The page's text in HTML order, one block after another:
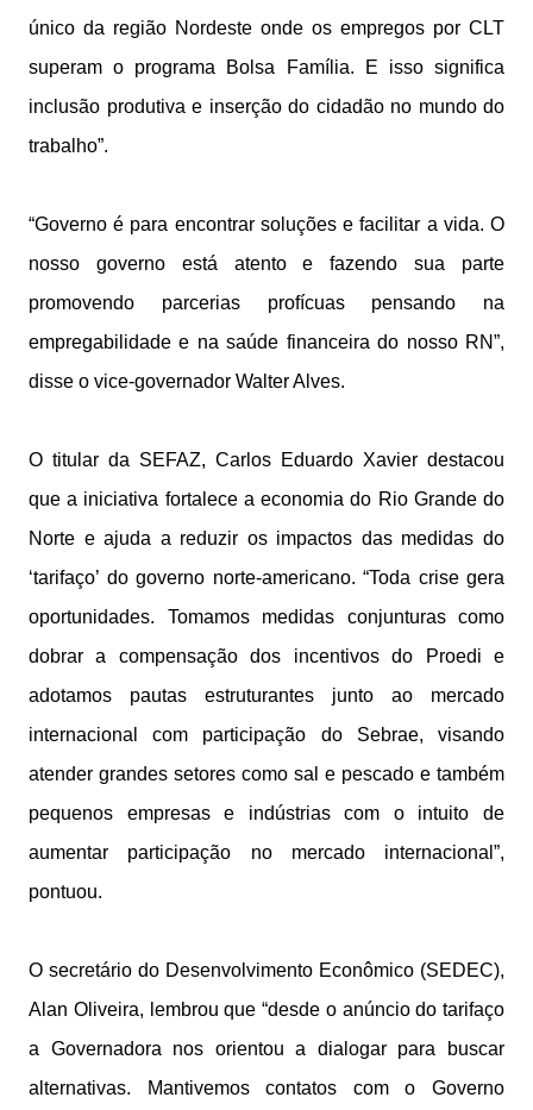
único da região Nordeste onde os empregos por CLT
superam o programa Bolsa Família. E isso significa
inclusão produtiva e inserção do cidadão no mundo do
trabalho”.
“Governo é para encontrar soluções e facilitar a vida. O
nosso governo está atento e fazendo sua parte
promovendo parcerias profícuas pensando na
empregabilidade e na saúde financeira do nosso RN”,
disse o vice-governador Walter Alves.
O titular da SEFAZ, Carlos Eduardo Xavier destacou
que a iniciativa fortalece a economia do Rio Grande do
Norte e ajuda a reduzir os impactos das medidas do
‘tarifaço’ do governo norte-americano. “Toda crise gera
oportunidades. Tomamos medidas conjunturas como
dobrar a compensação dos incentivos do Proedi e
adotamos pautas estruturantes junto ao mercado
internacional com participação do Sebrae, visando
atender grandes setores como sal e pescado e também
pequenos empresas e indústrias com o intuito de
aumentar participação no mercado internacional”,
pontuou.
O secretário do Desenvolvimento Econômico (SEDEC),
Alan Oliveira, lembrou que “desde o anúncio do tarifaço
a Governadora nos orientou a dialogar para buscar
alternativas. Mantivemos contatos com o Governo